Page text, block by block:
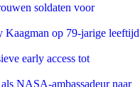
soldaten voor
Kaagman op 79-jarige leeftijd
early access tot
NASA-ambassadeur naar